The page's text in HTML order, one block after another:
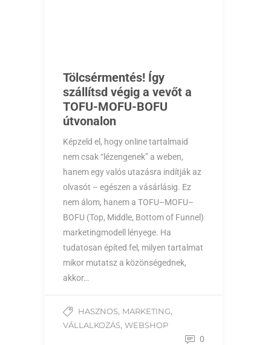
Tölcsérmentés! Így
szállítsd végig a vevőt a
TOFU-MOFU-BOFU
útvonalon
Képzeld el, hogy online tartalmaid
nem csak “lézengenek” a weben,
hanem egy valós utazásra indítják az
olvasót – egészen a vásárlásig. Ez
nem álom, hanem a TOFU–MOFU–
BOFU (Top, Middle, Bottom of Funnel)
marketingmodell lényege. Ha
tudatosan építed fel, milyen tartalmat
mikor mutatsz a közönségednek,
akkor…
HASZNOS, MARKETING,
VÁLLALKOZÁS, WEBSHOP
0